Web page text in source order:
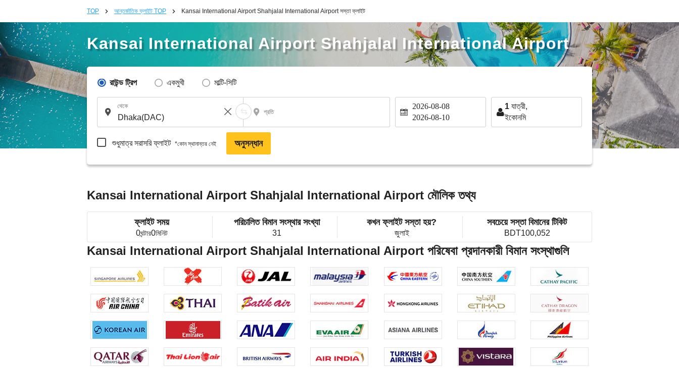
TOP আন্তর্জাতিক ফ্লাইট TOP Kansai International Airport Shahjalal International Airport সস্তা ফ্লাইট
Kansai International Airport Shahjalal International Airport
রাউন্ড ট্রিপ একমুখী মাল্টি-সিটি
থেকে
প্রতি
2026-08-08
2026-08-10
1 যাত্রী,
ইকোনমি
শুধুমাত্র সরাসরি ফ্লাইট *কোন স্থানান্তর নেই অনুসন্ধান
Kansai International Airport Shahjalal International Airport মৌলিক তথ্য
ফ্লাইট সময়
0ঘন্টার0মিনিট
পরিচালিত বিমান সংস্থার সংখ্যা
31
কখন ফ্লাইট সস্তা হয়?
জুলাই
সবচেয়ে সস্তা বিমানের টিকিট
BDT100,052
Kansai International Airport Shahjalal International Airport পরিষেবা প্রদানকারী বিমান সংস্থাগুলি